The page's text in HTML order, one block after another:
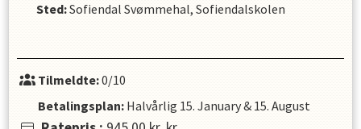
Sted:Sofiendal Svømmehal, Sofiendalskolen
Tilmeldte:0/10
Betalingsplan: Halvårlig 15. January& 15. August